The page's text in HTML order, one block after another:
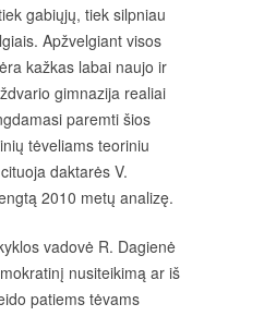
gabiųjų, tiek silpniau
Apžvelgiant visos
kažkas labai naujo ir
gimnazija realiai
paremti šios
tėveliams teoriniu
daktarės V.
2010 metų analizę.
vadovė R. Dagienė
nusiteikimą ar iš
patiems tėvams